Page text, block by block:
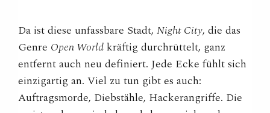
Da ist diese unfassbare Stadt, Night City, die das
Genre Open Worldkräftig durchrüttelt, ganz
entfernt auch neu definiert. Jede Ecke fühlt sich
einzigartig an. Viel zu tun gibt es auch:
Auftragsmorde, Diebstähle, Hackerangriffe. Die